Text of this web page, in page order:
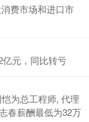
费市场和进口市
元，同比转亏
为总工程师, 代理
春薪酬最低为32万